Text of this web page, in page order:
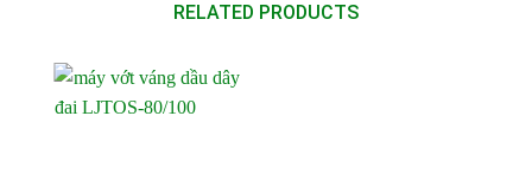
RELATED PRODUCTS